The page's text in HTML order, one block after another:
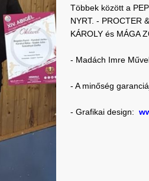
Többek között a
NYRT. - PROCTER
KÁROLY és MÁGA
- Madách Imre
- A minőség
- Grafikai design: